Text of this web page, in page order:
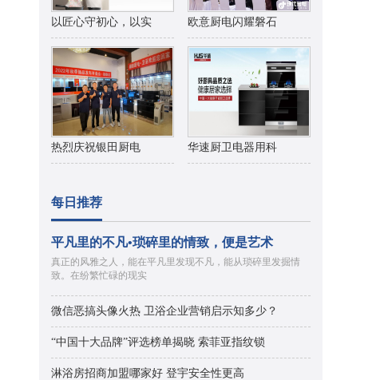
以匠心守初心，以实 欧意厨电闪耀磐石
热烈庆祝银田厨电 华速厨卫电器用科
每日推荐
平凡里的不凡•琐碎里的情致，便是艺术
真正的风雅之人，能在平凡里发现不凡，能从琐碎里发掘情
致。在纷繁忙碌的现实
微信恶搞头像火热 卫浴企业营销启示知多少？
“中国十大品牌”评选榜单揭晓 索菲亚指纹锁
淋浴房招商加盟哪家好 登宇安全性更高